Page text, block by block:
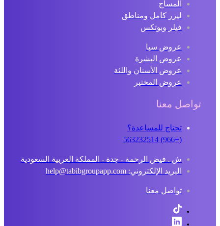
المساج
ليزر كامل ومناطق
فيلر وبوتكس
عروض سبا
عروض البشرة
عروض الأسنان واللثة
عروض المختبر
تواصل معنا
تحتاج للمساعدة؟
ش . فيض الرحمة - جدة - المملكة العربية السعودية
البريد الإلكتروني: help@tabibgroupapp.com
تواصل معنا